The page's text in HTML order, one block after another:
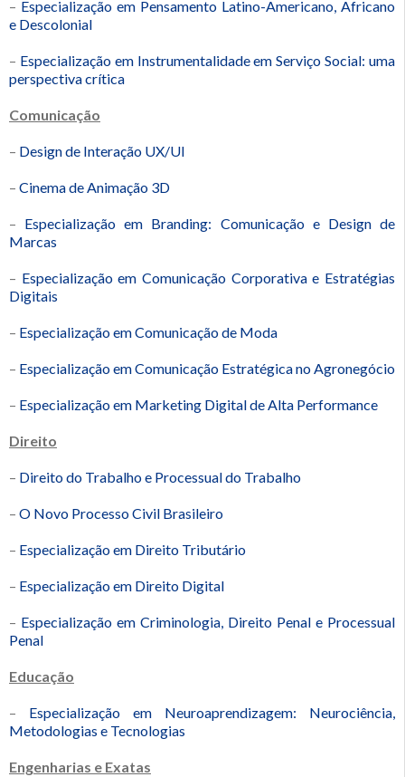
– Especialização em Pensamento Latino-Americano, Africano
e Descolonial
– Especialização em Instrumentalidade em Serviço Social: uma
perspectiva crítica
Comunicação
– Design de Interação UX/UI
– Cinema de Animação 3D
– Especialização em Branding: Comunicação e Design de
Marcas
– Especialização em Comunicação Corporativa e Estratégias
Digitais
– Especialização em Comunicação de Moda
– Especialização em Comunicação Estratégica no Agronegócio
– Especialização em Marketing Digital de Alta Performance
Direito
– Direito do Trabalho e Processual do Trabalho
– O Novo Processo Civil Brasileiro
– Especialização em Direito Tributário
– Especialização em Direito Digital
– Especialização em Criminologia, Direito Penal e Processual
Penal
Educação
– Especialização em Neuroaprendizagem: Neurociência,
Metodologias e Tecnologias
Engenharias e Exatas